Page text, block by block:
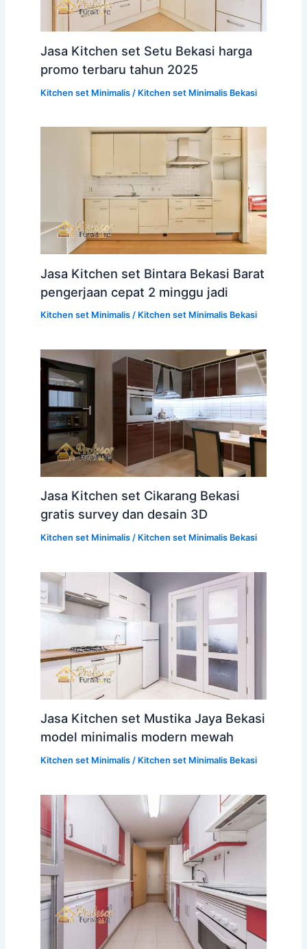
Jasa Kitchen set Setu Bekasi harga
promo terbaru tahun 2025
Kitchen set Minimalis/ Kitchen set Minimalis Bekasi
Jasa Kitchen set Bintara Bekasi Barat
pengerjaan cepat 2 minggu jadi
Kitchen set Minimalis/ Kitchen set Minimalis Bekasi
Jasa Kitchen set Cikarang Bekasi
gratis survey dan desain 3D
Kitchen set Minimalis/ Kitchen set Minimalis Bekasi
Jasa Kitchen set Mustika Jaya Bekasi
model minimalis modern mewah
Kitchen set Minimalis/ Kitchen set Minimalis Bekasi